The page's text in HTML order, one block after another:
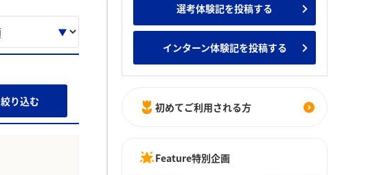
みんなの新卒就職人気企業ランキング みんなのインターン人気企業ランキ
絞り込む
選考体験記を投稿する
インターン体験記を投稿する
初めてご利用される方
Feature特別企画